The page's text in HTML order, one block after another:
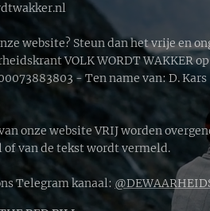
website? Steun dan het vrije en
VOLK WORDT WAKKER
- Ten name van: D.
onze website VRIJ worden
van de tekst wordt vermeld.
Telegram kanaal: